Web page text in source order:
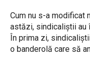
Cum nu s-a modificat
astăzi, sindicaliștii au
În prima zi,
o banderolă care să